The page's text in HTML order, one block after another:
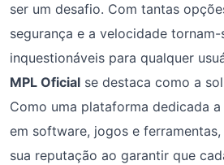
ser um desafio. Com tantas
segurança e a velocidade
inquestionáveis para qualquer
MPL Oficial se destaca como a
Como uma plataforma dedicada
em software, jogos e
sua reputação ao garantir que